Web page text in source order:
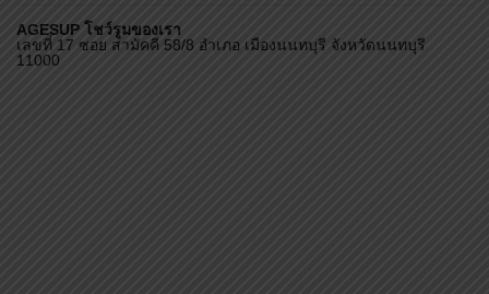
AGESUP โชว์รูมของเรา
เลขที่ 17 ซอย สามัคคี 58/8 อำเภอ เมืองนนทบุรี จังหวัดนนทบุรี
11000